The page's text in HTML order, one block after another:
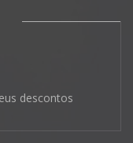
descontos